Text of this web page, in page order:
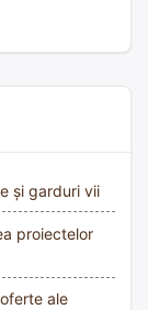
și garduri vii
proiectelor
ale